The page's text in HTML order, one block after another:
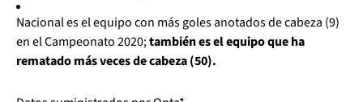
Nacional es el equipo con más goles anotados de cabeza (9)
en el Campeonato 2020;también es el equipo que ha
rematado más veces de cabeza (50).